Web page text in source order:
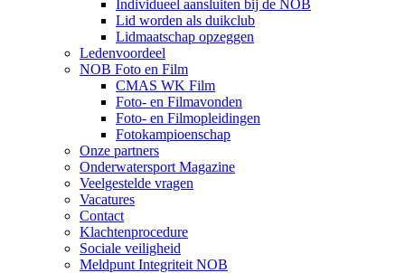
Individueel aansluiten bij de NOB
Lid worden als duikclub
Lidmaatschap opzeggen
Ledenvoordeel
NOB Foto en Film
CMAS WK Film
Foto- en Filmavonden
Foto- en Filmopleidingen
Fotokampioenschap
Onze partners
Onderwatersport Magazine
Veelgestelde vragen
Vacatures
Contact
Klachtenprocedure
Sociale veiligheid
Meldpunt Integriteit NOB